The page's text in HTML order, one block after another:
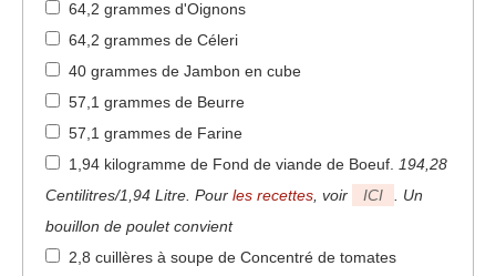
64,2 grammes d'Oignons
64,2 grammes de Céleri
40 grammes de Jambon en cube
57,1 grammes de Beurre
57,1 grammes de Farine
1,94 kilogramme de Fond de viande de Boeuf
194,28
Centilitres/1,94 Litre. Pour les recettes , voir ICI
. Un
bouillon de poulet convient
2,8 cuillères à soupe de Concentré de tomates